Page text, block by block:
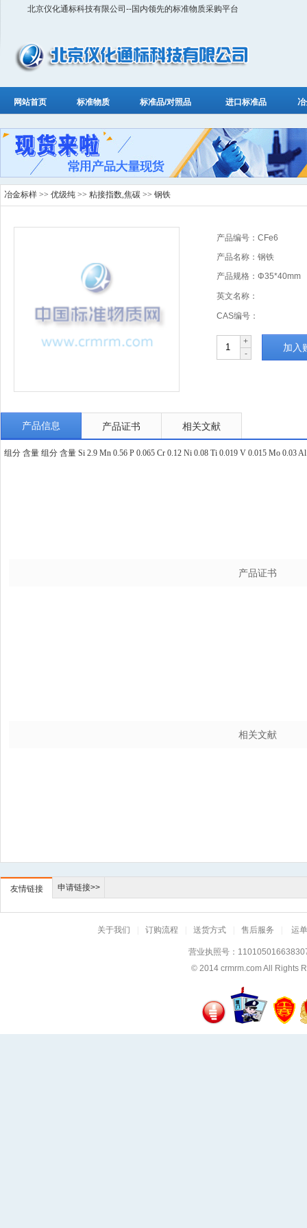
北京仪化通标科技有限公司--国内领先的标准物质采购平台
网站首页 标准物质 标准品/对照品 进口标准品
冶金标样 >> 优级纯 >> 粘接指数,焦碳 >> 钢铁
产品编号：CFe6
产品名称：钢铁
产品规格：Φ35*40mm
英文名称：
CAS编号：
-
+
加入
产品信息 产品证书 相关文献
组分 含量 组分 含量 Si 2.9 Mn 0.56 P 0.065 Cr 0.12 Ni 0.08 Ti 0.019 V 0.015 Mo 0.03
产品证书
相关文献
友情链接 申请链接>>
关于我们 订购流程 送货方式 售后服务 运
营业执照号：
© 2014 crmrm.comAll Rights